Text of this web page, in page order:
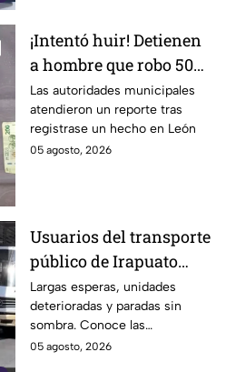
¡Intentó huir! Detienen
a hombre que robo 50
mil pesos en León; así
sucedió
Las autoridades municipales
atendieron un reporte tras
registrase un hecho en León
05 agosto, 2026
Usuarios del transporte
público de Irapuato
exigen supervisión a
operadores y
mantenimiento de
unidades
Largas esperas, unidades
deterioradas y paradas sin
sombra. Conoce las
constantes quejas de los
05 agosto, 2026